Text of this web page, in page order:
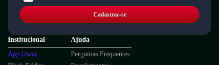
Cadastrar-se
Institucional
App Oscar
Ajuda
Perguntas Frequentes